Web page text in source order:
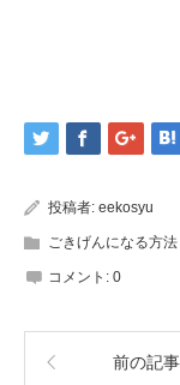
投稿者: eekosyu
ごきげんになる方法
コメント: 0
前の記事